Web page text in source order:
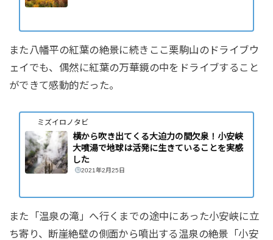
また八幡平の紅葉の絶景に続きここ栗駒山のドライブウ
ェイでも、偶然に紅葉の万華鏡の中をドライブすること
ができて感動的だった。
ミズイロノタビ
横から吹き出てくる大迫力の間欠泉！小安峡
大噴湯で地球は活発に生きていることを実感
した
2021年2月25日
また「温泉の滝」へ行くまでの途中にあった小安峡に立
ち寄り、断崖絶壁の側面から噴出する温泉の絶景「小安